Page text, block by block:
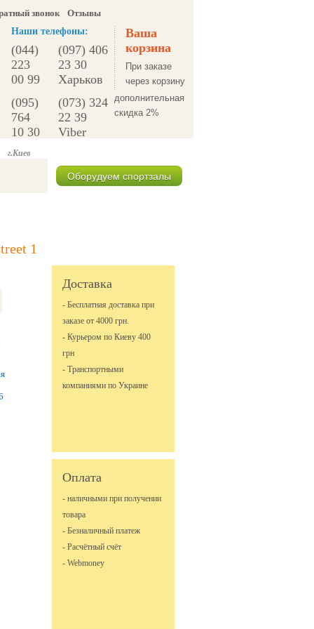
звонок
Отзывы
Наши телефоны:
Ваша
корзина
При заказе
через корзину
дополнительная
скидка 2%
(044)
223
00 99
(097) 406
23 30
Харьков
(095)
764
10 30
(073) 324
22 39
Viber
г.Киев
Оборудуем спортзалы
1
Доставка
- Бесплатная доставка при
заказе от 4000 грн.
- Курьером по Киеву 400
грн
- Транспортными
компаниями по Украине
Оплата
- наличными при получении
товара
- Безналичный платеж
- Расчётный счёт
- Webmoney